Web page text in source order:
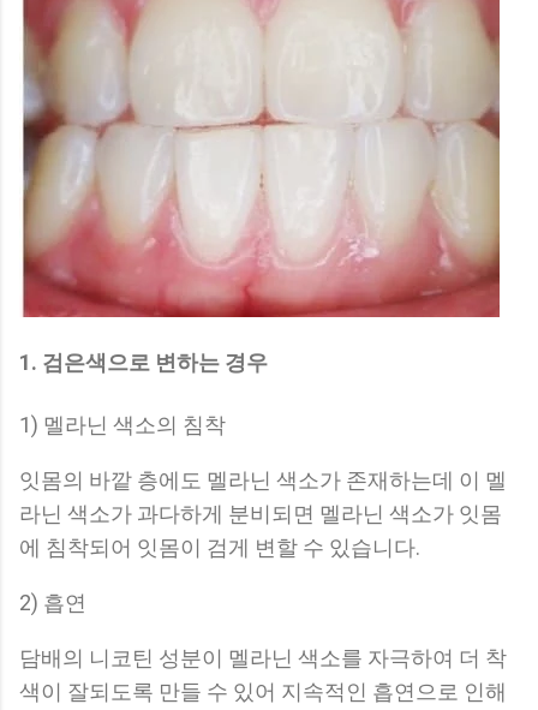
1. 검은색으로 변하는 경우
1) 멜라닌 색소의 침착
잇몸의 바깥 층에도 멜라닌 색소가 존재하는데 이 멜
라닌 색소가 과다하게 분비되면 멜라닌 색소가 잇몸
에 침착되어 잇몸이 검게 변할 수 있습니다.
2) 흡연
담배의 니코틴 성분이 멜라닌 색소를 자극하여 더 착
색이 잘되도록 만들 수 있어 지속적인 흡연으로 인해